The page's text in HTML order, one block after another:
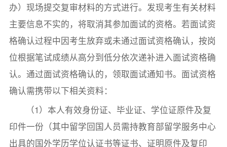
办）现场提交复审材料的方式进行。发现考生有关材料
主要信息不实的，将取消其参加面试的资格。若面试资
格确认过程中因考生放弃或未通过面试资格确认，按岗
位根据笔试成绩从高分到低分依次递补进入面试资格确
认。通过面试资格确认的，领取面试通知书。面试资格
确认需携带以下相关资料：
（1）本人有效身份证、毕业证、学位证原件及复
印件一份（其中留学回国人员需持教育部留学服务中心
出具的国外学历学位认证书等证书、证明原件及复印